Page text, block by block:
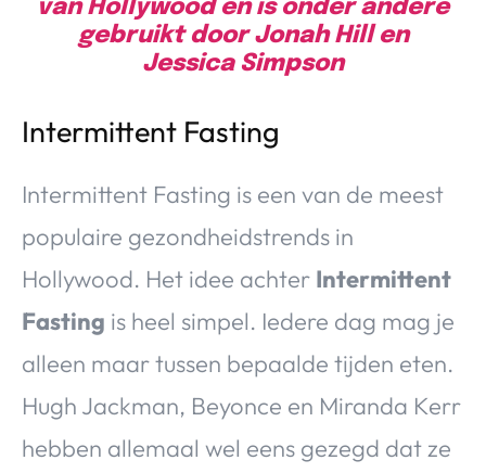
van Hollywood en is onder andere
gebruikt door Jonah Hill en
Jessica Simpson
Intermittent Fasting
Intermittent Fasting is een van de meest
populaire gezondheidstrends in
Hollywood. Het idee achter Intermittent
Fasting is heel simpel. Iedere dag mag je
alleen maar tussen bepaalde tijden eten.
Hugh Jackman, Beyonce en Miranda Kerr
hebben allemaal wel eens gezegd dat ze